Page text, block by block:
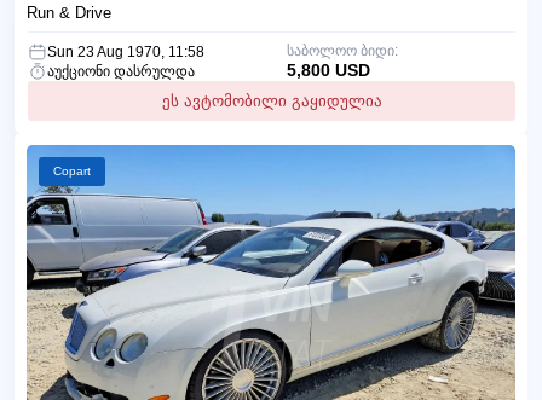
Run & Drive
Sun 23 Aug 1970, 11:58
აუქციონი დასრულდა
ეს ავტომობილი გაყიდულია
საბოლოო ბიდი:
5,800 USD
Copart